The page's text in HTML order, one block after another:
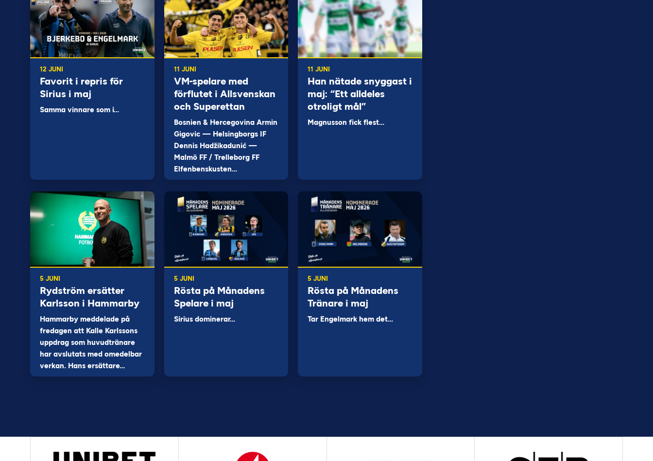
12 JUNI
Favorit i repris för
Sirius i maj
Samma vinnare som i…
11 JUNI
VM-spelare med
förflutet i Allsvenskan
och Superettan
Bosnien & Hercegovina Armin
Gigovic — Helsingborgs IF
Dennis Hadžikadunić —
Malmö FF / Trelleborg FF
Elfenbenskusten…
11 JUNI
Han nätade snyggast i
maj: “Ett alldeles
otroligt mål”
Magnusson fick flest…
5 JUNI
Rydström ersätter
Karlsson i Hammarby
Hammarby meddelade på
fredagen att Kalle Karlssons
uppdrag som huvudtränare
har avslutats med omedelbar
verkan. Hans ersättare…
5 JUNI
Rösta på Månadens
Spelare i maj
Sirius dominerar…
5 JUNI
Rösta på Månadens
Tränare i maj
Tar Engelmark hem det…